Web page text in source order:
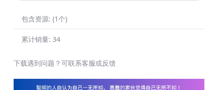
包含资源: (1个)
累计销量: 34
下载遇到问题？可联系客服或反馈